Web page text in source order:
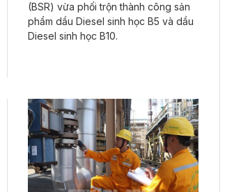
(BSR) vừa phối trộn thành công sản
phẩm dầu Diesel sinh học B5 và dầu
Diesel sinh học B10.